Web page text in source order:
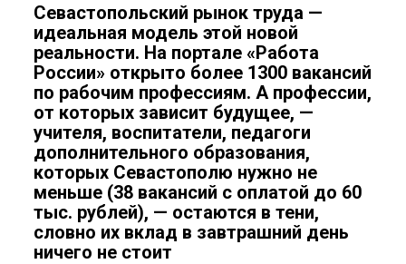
Севастопольский рынок труда —
идеальная модель этой новой
реальности. На портале «Работа
России» открыто более 1300 вакансий
по рабочим профессиям. А профессии,
от которых зависит будущее, —
учителя, воспитатели, педагоги
дополнительного образования,
которых Севастополю нужно не
меньше (38 вакансий с оплатой до 60
тыс. рублей), — остаются в тени,
словно их вклад в завтрашний день
ничего не стоит